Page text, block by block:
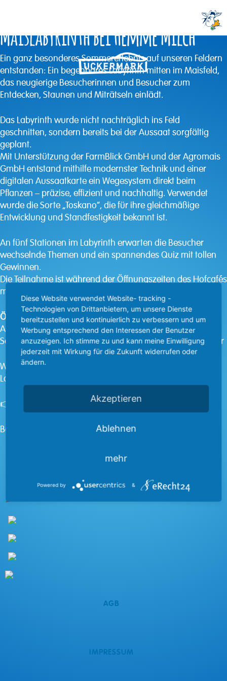
Maislabyrinth bei Hemme Milch
Ein ganz besonderes Sommererlebnis auf unseren Feldern
entstanden: Ein begehbares Labyrinth mitten im Maisfeld,
das neugierige Besucherinnen und Besucher zum
Entdecken, Staunen und Miträtseln einlädt.
Das Labyrinth wurde nicht nachträglich ins Feld
geschnitten, sondern bereits bei der Aussaat sorgfältig
geplant.
Mit Unterstützung der FarmBlick GmbH und der Agromais
GmbH entstand mithilfe modernster Technik und einer
digitalen Aussaatkarte ein Wegesystem direkt beim
Pflanzen – präzise, effizient und nachhaltig. Verwendet
wurde die Sorte „Toskano“, die für ihre gleichmäßige
Entwicklung und Standfestigkeit bekannt ist.
An fünf Stationen im Labyrinth erwarten die Besucher
wechselnde Themen und ein spannendes Quiz mit tollen
Gewinnen.
Die Teilnahme ist während der Öffnungszeiten des Hofcafés
möglich, die Fragebögen gibt es direkt vor Ort.
Öffnungszeiten Maislabyrinth:
August 2025: Mittwoch–Sonntag, 11–16 Uhr
September/Oktober 2025: Donnerstag–Sonntag, 11–16 Uhr
Wir freuen uns auf viele Gäste, die Lust haben,
Landwirtschaft einmal anders zu erleben.
👉 Für weitere Informationen und kleine Themenhinweise:
Besucht uns auch auf
Facebook oder
AGB
IMPRESSUM
Diese Website verwendet Website- tracking -
Technologien von Drittanbietern, um unsere Dienste
bereitzustellen und kontinuierlich zu verbessern und um
Werbung entsprechend den Interessen der Benutzer
anzuzeigen. Ich stimme zu und kann meine Einwilligung
jederzeit mit Wirkung für die Zukunft widerrufen oder
ändern.
Akzeptieren
Ablehnen
mehr
Powered by &